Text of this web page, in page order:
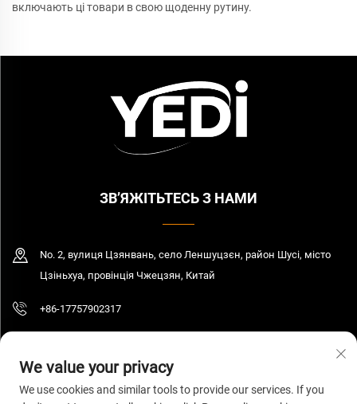
включають ці товари в свою щоденну рутину.
ЗВ’ЯЖІТЬТЕСЬ З НАМИ
No. 2, вулиця Цзянвань, село Леншуцзєн, район Шусі, місто
Цзіньхуа, провінція Чжецзян, Китай
+86-17757902317
We value your privacy
We use cookies and similar tools to provide our services. If you